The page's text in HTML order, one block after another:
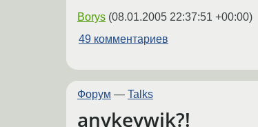
Borys (08.01.2005 22:37:51 +00:00)
49 комментариев
Форум — Talks
anykeywik?!